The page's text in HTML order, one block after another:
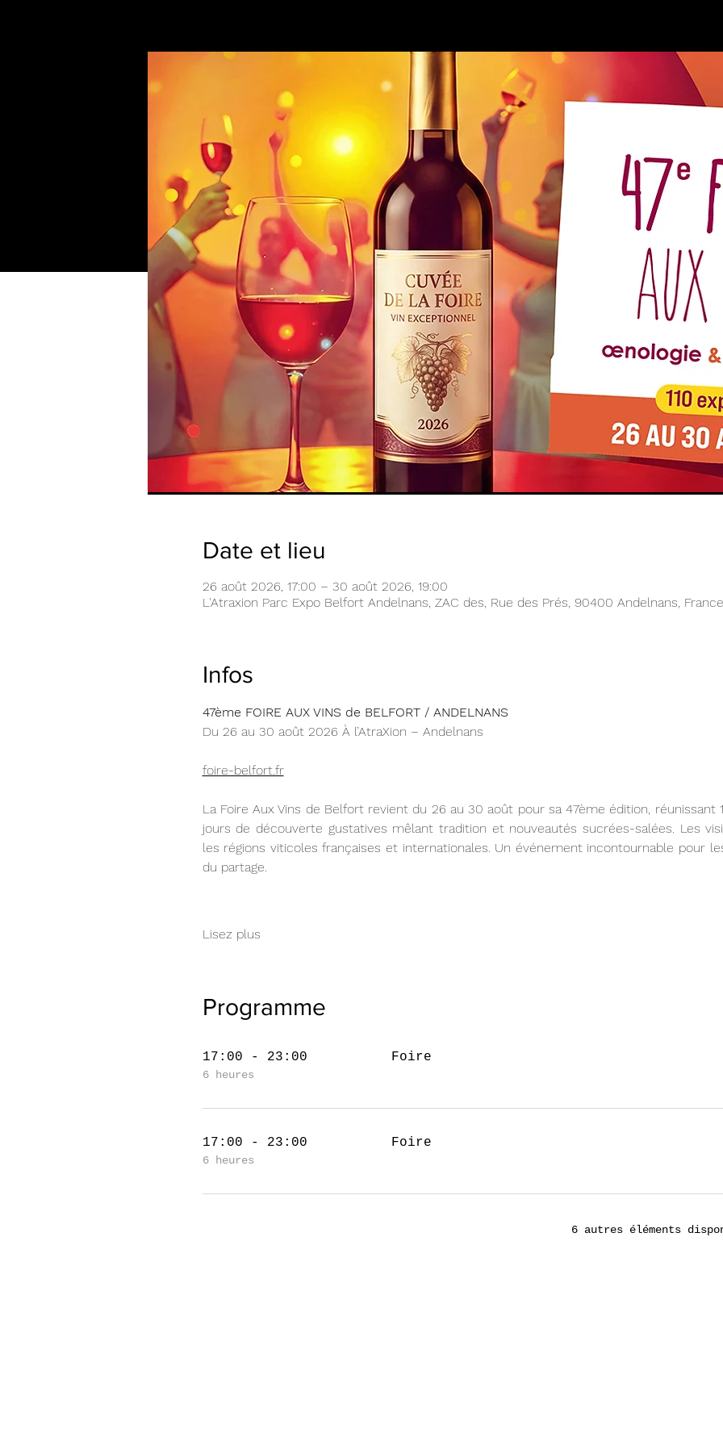
Date et lieu
26 août 2026, 17:00 – 30 août 2026, 19:00
L'Atraxion Parc Expo Belfort Andelnans, ZAC des, Rue des Prés, 90400 Andelnans, France
Infos
47ème FOIRE AUX VINS de BELFORT / ANDELNANS
Du 26 au 30 août 2026 À l’AtraXion – Andelnans
foire-belfort.fr
La Foire Aux Vins de Belfort revient du 26 au 30 août pour sa 47ème édition, réunissant
jours de découverte gustatives mêlant tradition et nouveautés sucrées-salées. Les
les régions viticoles françaises et internationales. Un événement incontournable pour
du partage.
Lisez plus
Programme
17:00 - 23:00
6 heures
Foire
17:00 - 23:00
6 heures
Foire
6 autres éléments